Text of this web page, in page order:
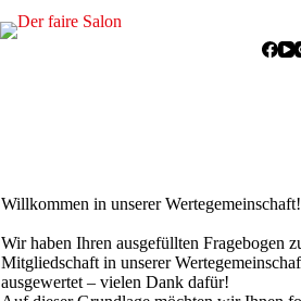
Inhalt
i
g
l
i
Willkommen in unserer Wertegemeinschaft!
Wir haben Ihren ausgefüllten Fragebogen
Mitgliedschaft in unserer
ausgewertet – vielen Dank dafür!